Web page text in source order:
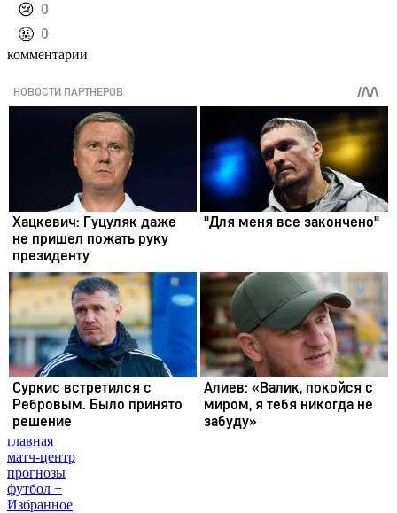
️😢 0
️🤬 0
комментарии
главная
матч-центр
прогнозы
футбол +
Избранное